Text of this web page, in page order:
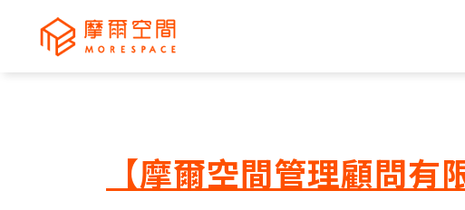
【摩爾空間管理顧問